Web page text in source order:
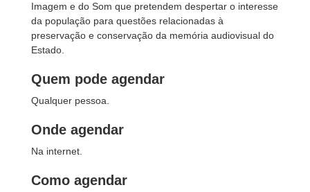
Imagem e do Som que pretendem despertar o interesse
da população para questões relacionadas à
preservação e conservação da memória audiovisual do
Estado.
Quem pode agendar
Qualquer pessoa.
Onde agendar
Na internet.
Como agendar